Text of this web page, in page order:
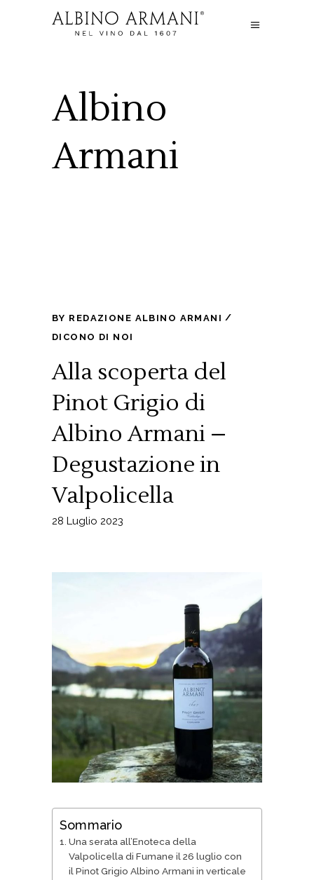
Albino
Armani
BY REDAZIONE ALBINO ARMANI
DICONO DI NOI
Alla scoperta del
Pinot Grigio di
Albino Armani –
Degustazione in
Valpolicella
28 Luglio 2023
Sommario
Una serata all’Enoteca della
Valpolicella di Fumane il 26 luglio con
il Pinot Grigio Albino Armani in verticale